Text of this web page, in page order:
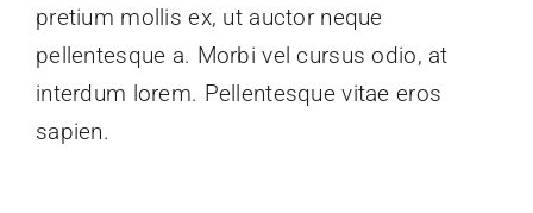
pretium mollis ex, ut auctor neque
pellentesque a. Morbi vel cursus odio, at
interdum lorem. Pellentesque vitae eros
sapien.